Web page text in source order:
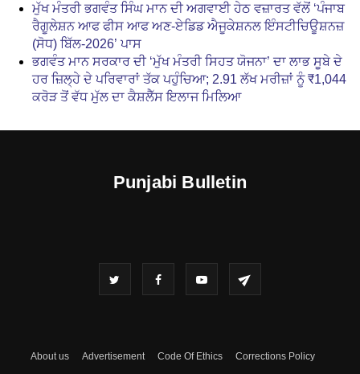
ਮੁੱਖ ਮੰਤਰੀ ਭਗਵੰਤ ਸਿੰਘ ਮਾਨ ਦੀ ਅਗਵਾਈ ਹੇਠ ਵਜ਼ਾਰਤ ਵੱਲੋਂ ‘ਪੰਜਾਬ
ਰੈਗੂਲੇਸ਼ਨ ਆਫ ਫੀਸ ਆਫ ਅਣ-ਏਡਿਡ ਐਜੂਕੇਸ਼ਨਲ ਇੰਸਟੀਚਿਊਸ਼ਨਜ਼
(ਸੋਧ) ਬਿੱਲ-2026’ ਪਾਸ
ਭਗਵੰਤ ਮਾਨ ਸਰਕਾਰ ਦੀ ‘ਮੁੱਖ ਮੰਤਰੀ ਸਿਹਤ ਯੋਜਨਾ’ ਦਾ ਲਾਭ ਸੂਬੇ ਦੇ
ਹਰ ਜ਼ਿਲ੍ਹੇ ਦੇ ਪਰਿਵਾਰਾਂ ਤੱਕ ਪਹੁੰਚਿਆ; 2.91 ਲੱਖ ਮਰੀਜ਼ਾਂ ਨੂੰ ₹1,044
ਕਰੋੜ ਤੋਂ ਵੱਧ ਮੁੱਲ ਦਾ ਕੈਸ਼ਲੈੱਸ ਇਲਾਜ ਮਿਲਿਆ
Punjabi Bulletin
About us Advertisement Code Of Ethics Corrections Policy